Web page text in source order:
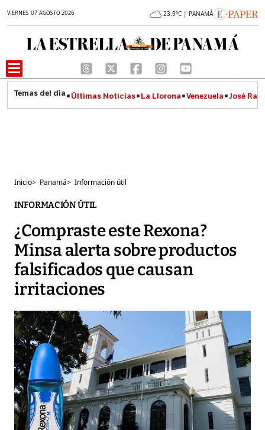
VIERNES 07 AGOSTO 2026 23.9°C | PANAMÁ
Últimas Noticias La Llorona Venezuela José
Inicio> Panamá> Información útil
INFORMACIÓN ÚTIL
¿Compraste este Rexona?
Minsa alerta sobre productos
falsificados que causan
irritaciones